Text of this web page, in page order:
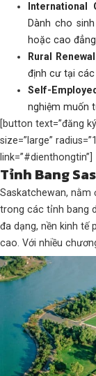
International
Dành cho
hoặc cao
Rural
định cư tại
Self-
nghiệm muốn
[button text=”đăng
size=”large”
link=”#dienthongtin”]
Tỉnh Bang
Saskatchewan, nằm
trong các tỉnh bang
đa dạng, nền kinh tế
cao. Với nhiều